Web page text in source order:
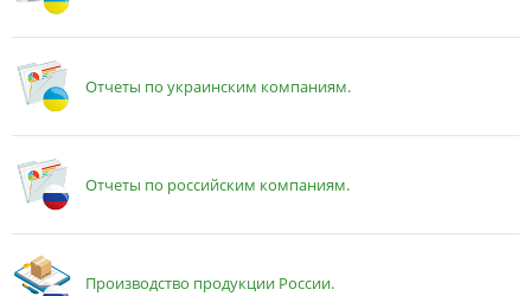
Отчеты по украинским компаниям.
Отчеты по российским компаниям.
Производство продукции России.